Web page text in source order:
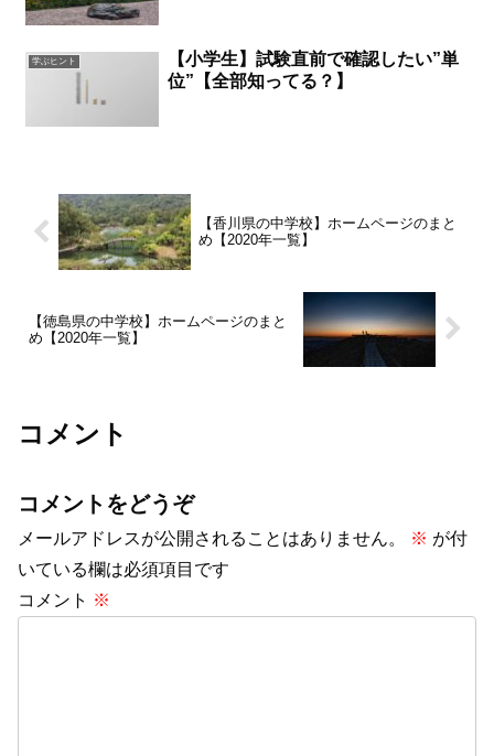
学ぶヒント
【小学生】試験直前で確認したい”単
位”【全部知ってる？】
【香川県の中学校】ホームページのまと
め【2020年一覧】
【徳島県の中学校】ホームページのまと
め【2020年一覧】
コメント
コメントをどうぞ
メールアドレスが公開されることはありません。 ※ が付
いている欄は必須項目です
コメント ※